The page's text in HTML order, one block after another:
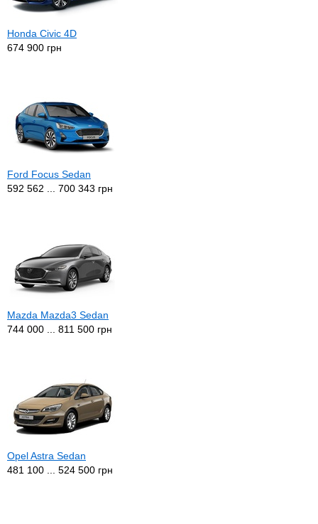
Honda Civic 4D
674 900 грн
Ford Focus Sedan
592 562 ... 700 343 грн
Mazda Mazda3 Sedan
744 000 ... 811 500 грн
Opel Astra Sedan
481 100 ... 524 500 грн